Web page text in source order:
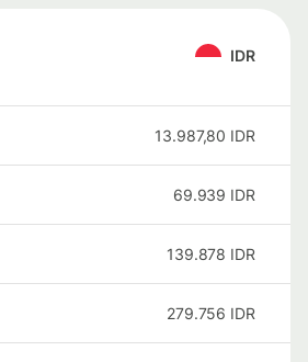
IDR
13.987,80 IDR
69.939 IDR
139.878 IDR
279.756 IDR